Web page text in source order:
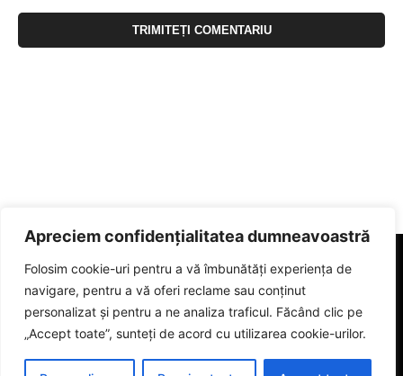
Apreciem confidențialitatea dumneavoastră
Folosim cookie-uri pentru a vă îmbunătăți experiența de
navigare, pentru a vă oferi reclame sau conținut
personalizat și pentru a ne analiza traficul. Făcând clic pe
„Accept toate”, sunteți de acord cu utilizarea cookie-urilor.